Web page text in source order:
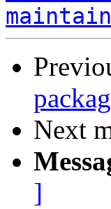
Next
]